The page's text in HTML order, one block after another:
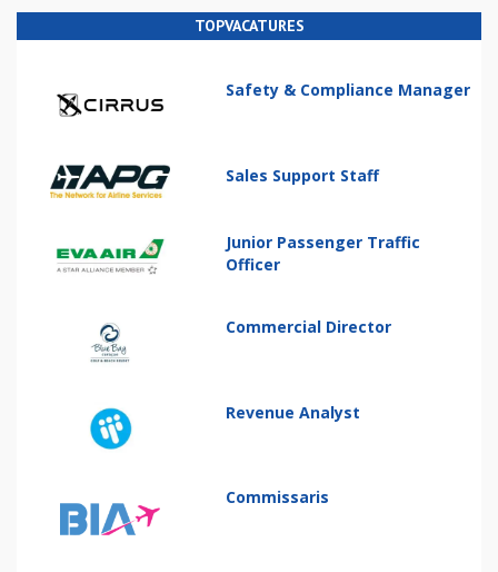
TOPVACATURES
Safety & Compliance Manager
Sales Support Staff
Junior Passenger Traffic
Officer
Commercial Director
Revenue Analyst
Commissaris